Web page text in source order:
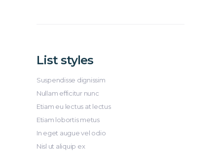
List styles
Suspendisse dignissim
Nullam efficitur nunc
Etiam eu lectus at lectus
Etiam lobortis metus
In eget augue vel odio
Nisl ut aliquip ex